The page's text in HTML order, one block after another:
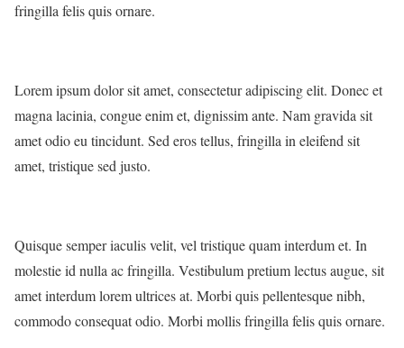
fringilla felis quis ornare.
Lorem ipsum dolor sit amet, consectetur adipiscing elit. Donec et
magna lacinia, congue enim et, dignissim ante. Nam gravida sit
amet odio eu tincidunt. Sed eros tellus, fringilla in eleifend sit
amet, tristique sed justo.
Quisque semper iaculis velit, vel tristique quam interdum et. In
molestie id nulla ac fringilla. Vestibulum pretium lectus augue, sit
amet interdum lorem ultrices at. Morbi quis pellentesque nibh,
commodo consequat odio. Morbi mollis fringilla felis quis ornare.